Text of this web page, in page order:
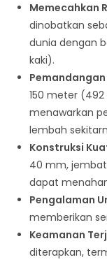
Memecahkan
dinobatkan
dunia dengan
kaki).
150 meter
menawarkan
lembah
Konstruksi
40 mm,
dapat
Pengalaman
memberikan
Keamanan
diterapkan,